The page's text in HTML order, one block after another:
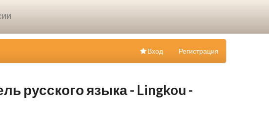
Регистрация
Вход
русского языка - Lingkou -